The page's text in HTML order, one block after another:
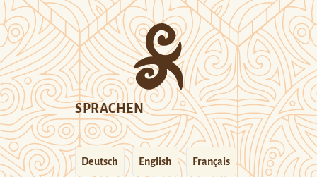
SPRACHEN
Deutsch English Français